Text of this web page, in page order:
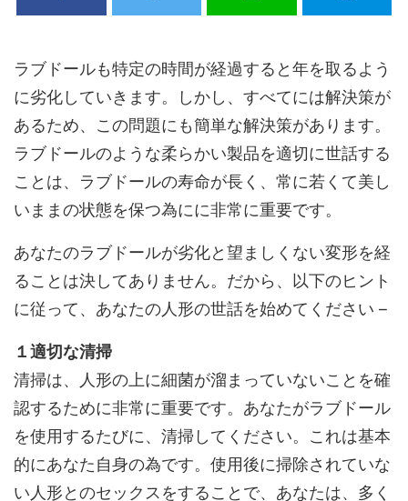
ラブドールも特定の時間が経過すると年を取るよう
に劣化していきます。しかし、すべてには解決策が
あるため、この問題にも簡単な解決策があります。
ラブドールのような柔らかい製品を適切に世話する
ことは、ラブドールの寿命が長く、常に若くて美し
いままの状態を保つ為にに非常に重要です。
あなたのラブドールが劣化と望ましくない変形を経
ることは決してありません。だから、以下のヒント
に従って、あなたの人形の世話を始めてください –
１適切な清掃
清掃は、人形の上に細菌が溜まっていないことを確
認するために非常に重要です。あなたがラブドール
を使用するたびに、清掃してください。これは基本
的にあなた自身の為です。使用後に掃除されていな
い人形とのセックスをすることで、あなたは、多く